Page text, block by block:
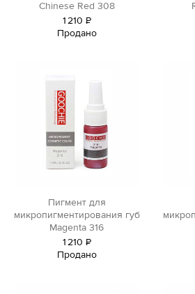
Chinese Red 308
1210 Р
уб.
Продано
Пигмент для
микропигментирования губ
Magenta 316
1210 Р
уб.
Продано